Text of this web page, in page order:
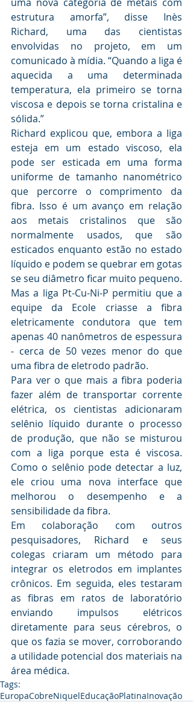
estrutura amorfa”, disse Inès
Richard, uma das cientistas
envolvidas no projeto, em um
comunicado à mídia. “Quando a liga é
aquecida a uma determinada
temperatura, ela primeiro se torna
viscosa e depois se torna cristalina e
sólida.”
Richard explicou que, embora a liga
esteja em um estado viscoso, ela
pode ser esticada em uma forma
uniforme de tamanho nanométrico
que percorre o comprimento da
fibra. Isso é um avanço em relação
aos metais cristalinos que são
normalmente usados, que são
esticados enquanto estão no estado
líquido e podem se quebrar em gotas
se seu diâmetro ficar muito pequeno.
Mas a liga Pt-Cu-Ni-P permitiu que a
equipe da Ecole criasse a fibra
eletricamente condutora que tem
apenas 40 nanômetros de espessura
- cerca de 50 vezes menor do que
uma fibra de eletrodo padrão.
Para ver o que mais a fibra poderia
fazer além de transportar corrente
elétrica, os cientistas adicionaram
selênio líquido durante o processo
de produção, que não se misturou
com a liga porque esta é viscosa.
Como o selênio pode detectar a luz,
ele criou uma nova interface que
melhorou o desempenho e a
sensibilidade da fibra.
Em colaboração com outros
pesquisadores, Richard e seus
colegas criaram um método para
integrar os eletrodos em implantes
crônicos. Em seguida, eles testaram
as fibras em ratos de laboratório
enviando impulsos elétricos
diretamente para seus cérebros, o
que os fazia se mover, corroborando
a utilidade potencial dos materiais na
área médica.
Tags:
EuropaCobreNiquelEducaçãoPlatinaInovação